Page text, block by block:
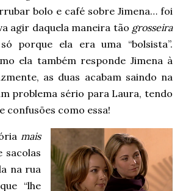
bolo e café sobre Jimena… foi
agir daquela maneira tão grosseira
porque ela era uma “bolsista”.
ela também responde Jimena à
as duas acabam saindo na
problema sério para Laura, tendo
confusões como essa!
mais
sacolas
na rua
“lhe